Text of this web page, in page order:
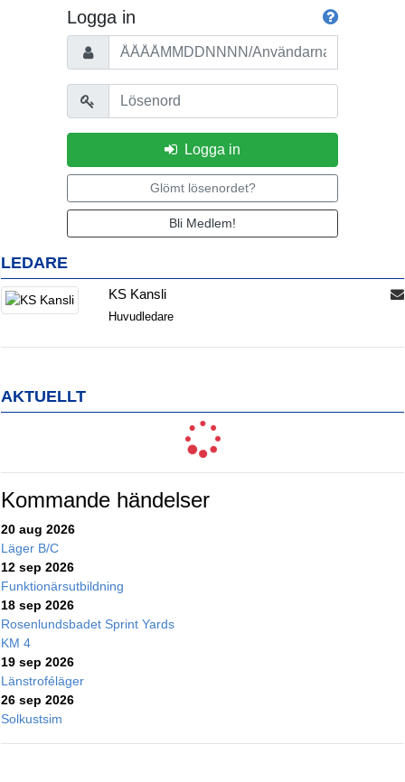
LEDARE
KS Kansli
Huvudledare
AKTUELLT
Kommande händelser
20 aug 2026
Läger B/C
12 sep 2026
Funktionärsutbildning
18 sep 2026
Rosenlundsbadet Sprint Yards
KM 4
19 sep 2026
Länstroféläger
26 sep 2026
Solkustsim
Logga in
Personnummer/Användarnamn
Lösenord
Logga in
Glömt lösenordet?
Bli Medlem!